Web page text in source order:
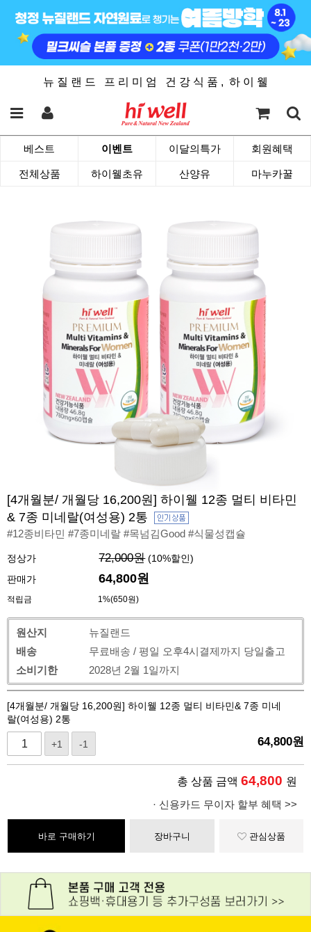
뉴 질 랜 드 프 리 미 엄 건 강 식 품 , 하 이 웰
베스트 이벤트 이달의특가 회원혜택
전체상품 하이웰초유 산양유 마누카꿀
[4개월분/ 개월당 16,200원] 하이웰 12종 멀티 비타민
& 7종 미네랄(여성용) 2통
#12종비타민 #7종미네랄 #목넘김Good #식물성캡슐
정상가 72,000원 (10%할인)
판매가
64,800원
적립금 1%(650원)
원산지
뉴질랜드
배송
무료배송 / 평일 오후4시결제까지 당일출고
소비기한
2028년 2월 1일까지
[4개월분/ 개월당 16,200원] 하이웰 12종 멀티 비타민& 7종 미네
랄(여성용) 2통
+1 -1 64,800원
총 상품 금액 64,800 원
· 신용카드 무이자 할부 혜택 >>
바로 구매하기 장바구니 관심상품